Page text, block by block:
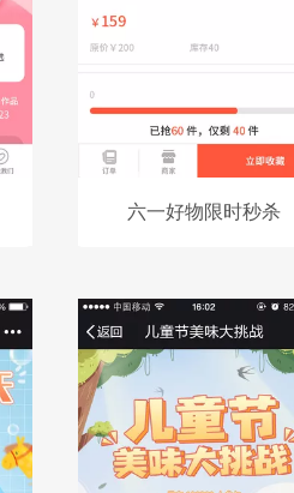
六一好物限时秒杀